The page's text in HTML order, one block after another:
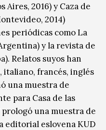
2016) y Caza de
2014)
periódicas como La
y la revista de
Relatos suyos han
italiano, francés, inglés
una muestra de
para Casa de las
prologó una muestra de
editorial eslovena KUD